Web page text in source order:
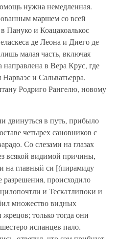
нужна немедленная.
маршем со всей
Пануко и Коацакоалькос
де Леона и Диего де
малая часть, включая
в Вера Крус, где
и Сальватьерра,
Родриго Рангелю, новому
двинуться в путь, прибыло
четырех сановников с
Со слезами на глазах
всякой видимой причины,
на главный си [(пирамиду
разрешения, происходило
и Тескатлипоки и
множество видных
только тогда они
испанцев пало.